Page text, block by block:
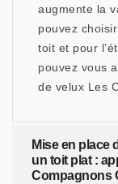
augmente la
pouvez
toit et pour
pouvez vous
de velux Les
Mise en place
un toit plat :
Compagnons